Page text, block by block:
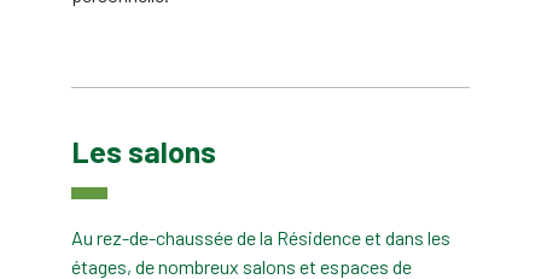
Les salons
Au rez-de-chaussée de la Résidence et dans les
étages, de nombreux salons et espaces de